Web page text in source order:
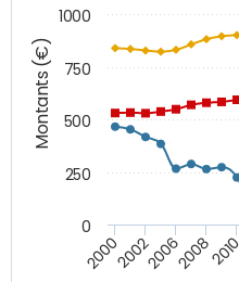
Montants (€)
20002002200620082010
0
250
500
750
1000